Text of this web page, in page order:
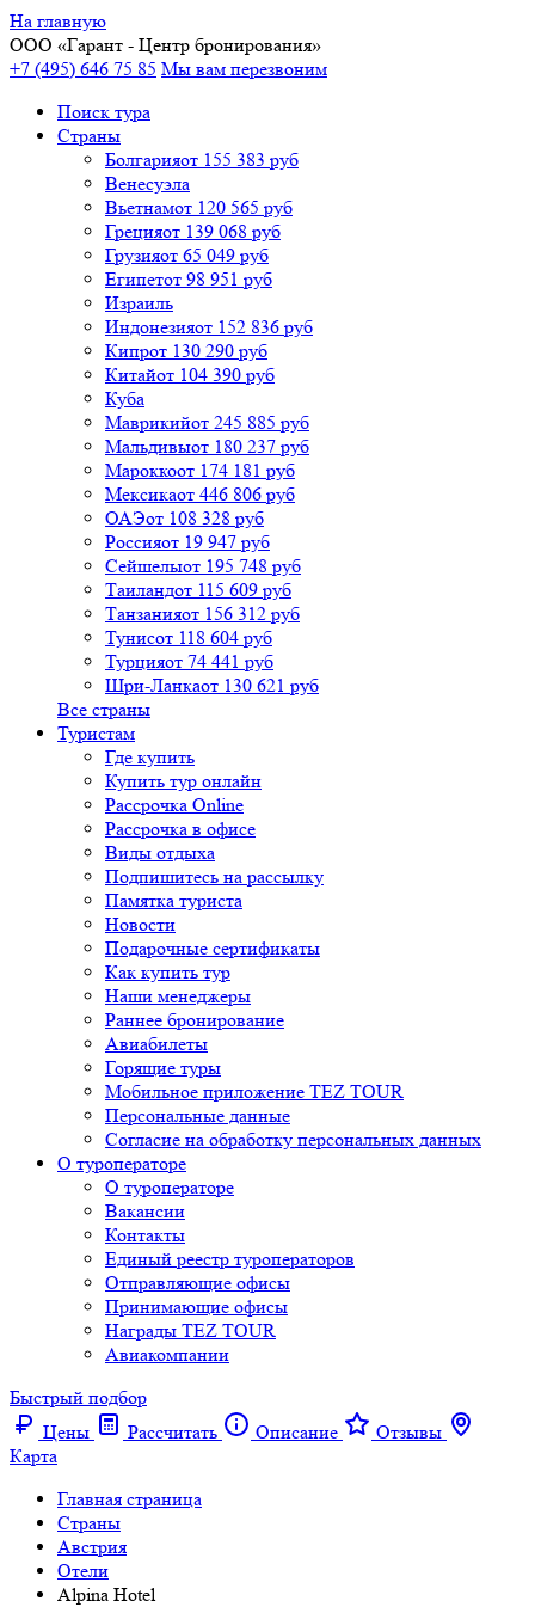
На главную
ООО «Гарант - Центр бронирования»
+7 (495) 646 75 85 Мы вам перезвоним
Поиск тура
Cтраны
Болгарияот 155 383 руб
Венесуэла
Вьетнамот 120 565 руб
Грецияот 139 068 руб
Грузияот 65 049 руб
Египетот 98 951 руб
Израиль
Индонезияот 152 836 руб
Кипрот 130 290 руб
Китайот 104 390 руб
Куба
Маврикийот 245 885 руб
Мальдивыот 180 237 руб
Мароккоот 174 181 руб
Мексикаот 446 806 руб
ОАЭот 108 328 руб
Россияот 19 947 руб
Сейшелыот 195 748 руб
Таиландот 115 609 руб
Танзанияот 156 312 руб
Тунисот 118 604 руб
Турцияот 74 441 руб
Шри-Ланкаот 130 621 руб
Все страны
Туристам
Где купить
Купить тур онлайн
Рассрочка Online
Рассрочка в офисе
Виды отдыха
Подпишитесь на рассылку
Памятка туриста
Новости
Подарочные сертификаты
Как купить тур
Наши менеджеры
Раннее бронирование
Авиабилеты
Горящие туры
Мобильное приложение TEZ TOUR
Персональные данные
Согласие на обработку персональных данных
О туроператоре
О туроператоре
Вакансии
Контакты
Единый реестр туроператоров
Отправляющие офисы
Принимающие офисы
Награды TEZ TOUR
Авиакомпании
Быстрый подбор
Цены
Рассчитать Описание
Отзывы
Карта
Главная страница
Cтраны
Австрия
Отели
Alpina Hotel